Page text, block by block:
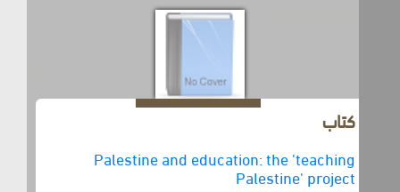
Palestine and education: the 'teaching
Palestine' project